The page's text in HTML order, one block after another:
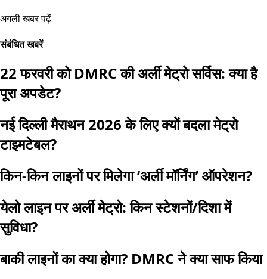
अगली खबर पढ़ें
संबंधित खबरें
22 फरवरी को DMRC की अर्ली मेट्रो सर्विस: क्या है
पूरा अपडेट?
नई दिल्ली मैराथन 2026 के लिए क्यों बदला मेट्रो
टाइमटेबल?
किन-किन लाइनों पर मिलेगा ‘अर्ली मॉर्निंग’ ऑपरेशन?
येलो लाइन पर अर्ली मेट्रो: किन स्टेशनों/दिशा में
सुविधा?
बाकी लाइनों का क्या होगा? DMRC ने क्या साफ किया